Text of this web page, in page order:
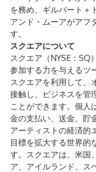
を務め、ギルバート＋
アンド・ムーアがアフ
す。
スクエアについて
スクエア（NYSE：SQ
参加する力を与えるツ
スクエアを利用して、
接触し、ビジネスを管
ことができます。個人
金の支払い、送金、貯
アーティストの経済的
目標を拡大する世界的
す。スクエアは、米国
ア、アイルランド、ス